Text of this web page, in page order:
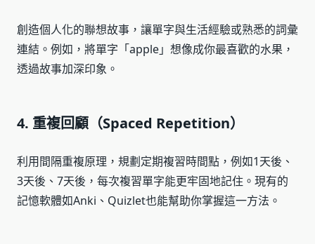
創造個人化的聯想故事，讓單字與生活經驗或熟悉的詞彙
連結。例如，將單字「apple」想像成你最喜歡的水果，
透過故事加深印象。
4. 重複回顧（Spaced Repetition）
利用間隔重複原理，規劃定期複習時間點，例如1天後、
3天後、7天後，每次複習單字能更牢固地記住。現有的
記憶軟體如Anki、Quizlet也能幫助你掌握這一方法。